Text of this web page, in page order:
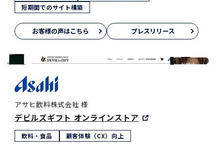
短期間でのサイト構築
お客様の声はこちら プレスリリース
アサヒ飲料株式会社 様
デビルズギフト オンラインストア
飲料・食品 顧客体験（CX）向上